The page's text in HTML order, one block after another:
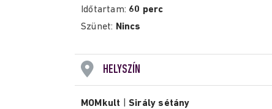
Időtartam: 60 perc
Szünet: Nincs
HELYSZÍN
MOMkult |Sirály sétány